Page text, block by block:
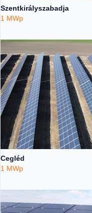
Szentkirályszabadja
1 MWp
Cegléd
1 MWp